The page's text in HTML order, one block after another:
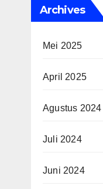
Archives
Mei 2025
April 2025
Agustus 2024
Juli 2024
Juni 2024